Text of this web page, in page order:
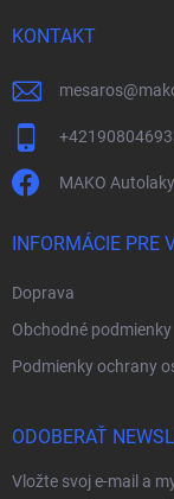
KONTAKT
mesaros@
MAKO Autolaky
INFORMÁCIE PRE
Doprava
Obchodné podmienky
Podmienky ochrany
ODOBERAŤ
Vložte svoj e-mail a